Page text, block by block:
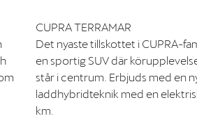
CUPRA TERRAMAR
Det nyaste tillskottet i CUPRA-
en sportig SUV där
står i centrum. Erbjuds med en
laddhybridteknik med en
km.